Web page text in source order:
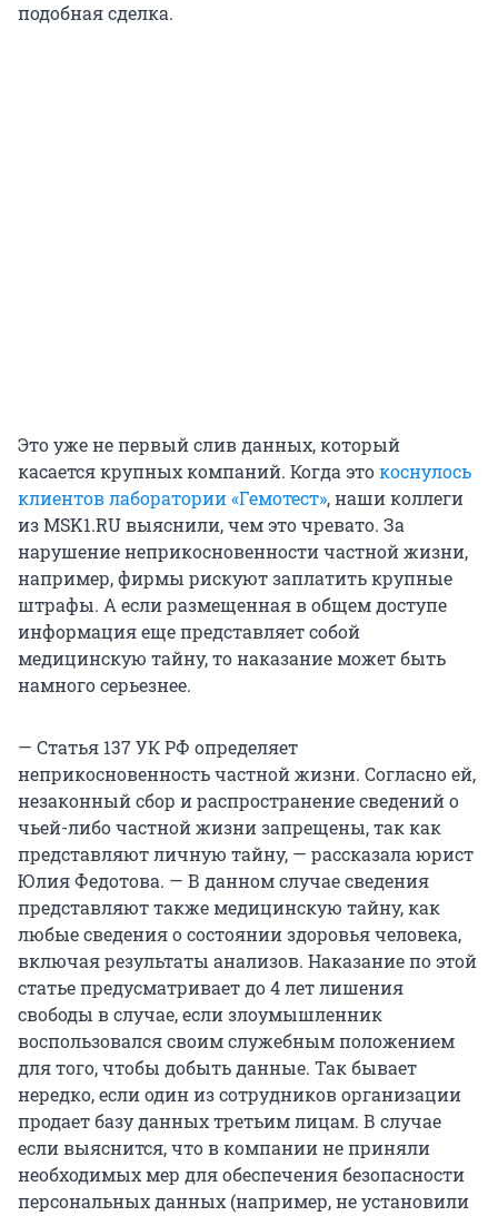
подобная сделка.
Это уже не первый слив данных, который
касается крупных компаний. Когда этокоснулось
клиентов лаборатории «Гемотест», наши коллеги
из MSK1.RU выяснили, чем это чревато. За
нарушение неприкосновенности частной жизни,
например, фирмы рискуют заплатить крупные
штрафы. А если размещенная в общем доступе
информация еще представляет собой
медицинскую тайну, то наказание может быть
намного серьезнее.
— Статья 137 УК РФ определяет
неприкосновенность частной жизни. Согласно ей,
незаконный сбор и распространение сведений о
чьей-либо частной жизни запрещены, так как
представляют личную тайну, — рассказала юрист
Юлия Федотова. — В данном случае сведения
представляют также медицинскую тайну, как
любые сведения о состоянии здоровья человека,
включая результаты анализов. Наказание по этой
статье предусматривает до 4 лет лишения
свободы в случае, если злоумышленник
воспользовался своим служебным положением
для того, чтобы добыть данные. Так бывает
нередко, если один из сотрудников организации
продает базу данных третьим лицам. В случае
если выяснится, что в компании не приняли
необходимых мер для обеспечения безопасности
персональных данных (например, не установили